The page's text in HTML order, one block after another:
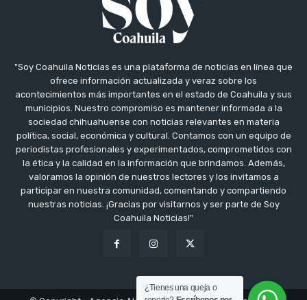
"Soy Coahuila Noticias es una plataforma de noticias en línea que
ofrece información actualizada y veraz sobre los
acontecimientos más importantes en el estado de Coahuila y sus
municipios. Nuestro compromiso es mantener informada a la
sociedad chihuahuense con noticias relevantes en materia
política, social, económica y cultural. Contamos con un equipo de
periodistas profesionales y experimentados, comprometidos con
la ética y la calidad en la información que brindamos. Además,
valoramos la opinión de nuestros lectores y los invitamos a
participar en nuestra comunidad, comentando y compartiendo
nuestras noticias. ¡Gracias por visitarnos y ser parte de Soy
Coahuila Noticias!"
¿Tienes una queja o